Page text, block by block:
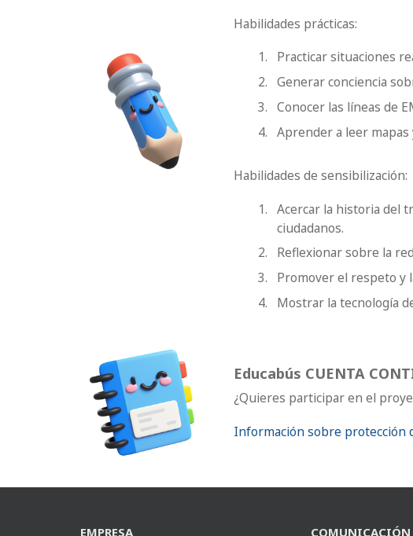
Habilidades prácticas:
Practicar situaciones
Generar conciencia
Conocer las líneas de
Aprender a leer
Habilidades de sensibilización:
Acercar la historia del
ciudadanos.
Reflexionar sobre la
Promover el respeto y
Mostrar la tecnología
Educabús CUENTA
¿Quieres participar en el
Información sobre protección
EMPRESA